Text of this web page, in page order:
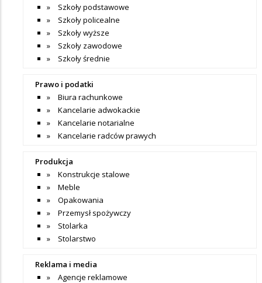
Szkoły podstawowe
Szkoły policealne
Szkoły wyższe
Szkoły zawodowe
Szkoły średnie
Prawo i podatki
Biura rachunkowe
Kancelarie adwokackie
Kancelarie notarialne
Kancelarie radców prawych
Produkcja
Konstrukcje stalowe
Meble
Opakowania
Przemysł spożywczy
Stolarka
Stolarstwo
Reklama i media
Agencje reklamowe